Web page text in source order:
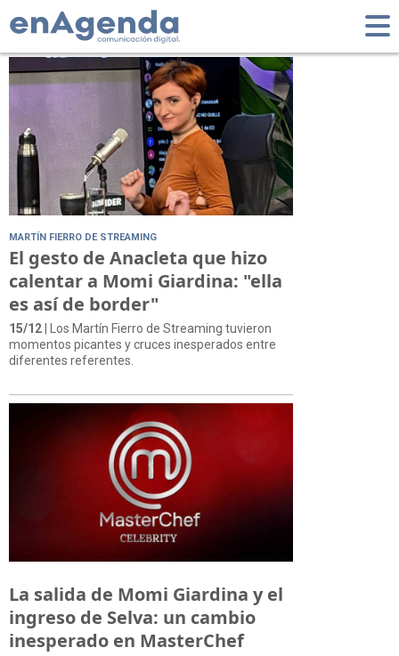
Tag: Momi Giardina
MARTÍN FIERRO DE STREAMING
El gesto de Anacleta que hizo
calentar a Momi Giardina: "ella
es así de border"
15/12 | Los Martín Fierro de Streaming tuvieron
momentos picantes y cruces inesperados entre
diferentes referentes.
La salida de Momi Giardina y el
ingreso de Selva: un cambio
inesperado en MasterChef